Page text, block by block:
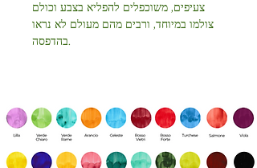
צעיפים, משוכפלים להפליא בצבע וכולם
צולמו במיוחד, ורבים מהם מעולם לא נראו
בהדפסה.